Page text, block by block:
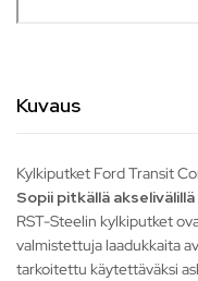
Kuvaus
Kylkiputket Ford Transit
Sopii pitkällä
RST-Steelin kylkiputket
valmistettuja laadukkaita
tarkoitettu käytettäväksi